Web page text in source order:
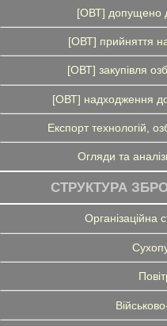
[ОВТ] допущено
[ОВТ] прийняття
[ОВТ] закупівля
[ОВТ] надходження
Експорт технологій,
Огляди та
СТРУКТУРА
Організаційна